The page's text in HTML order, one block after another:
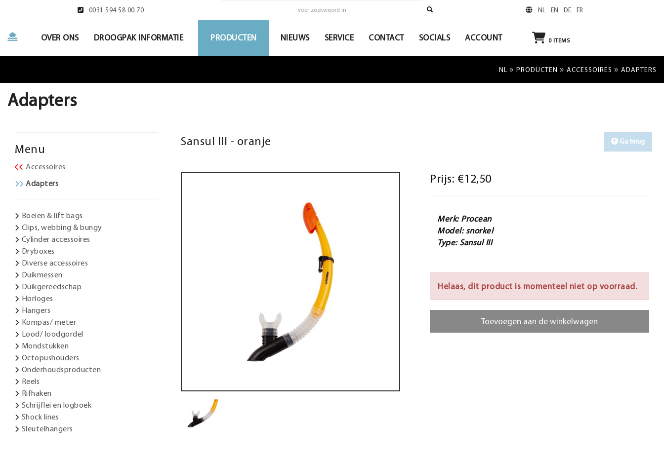
0031 594 58 00 70 NL EN DE FR
OVER ONS DROOGPAK INFORMATIE PRODUCTEN NIEUWS SERVICE CONTACT SOCIALS ACCOUNT 0ITEMS
NL » PRODUCTEN » ACCESSOIRES » ADAPTERS
Adapters
Menu
Accessoires
Adapters
Boeien & lift bags
Clips, webbing & bungy
Cylinder accessoires
Dryboxes
Diverse accessoires
Duikmessen
Duikgereedschap
Horloges
Hangers
Kompas/ meter
Lood/ loodgordel
Mondstukken
Octopushouders
Onderhoudsproducten
Reels
Rifhaken
Schrijflei en logboek
Shock lines
Sleutelhangers
Sansul III - oranje Ga terug
Prijs: €12,50
Merk: Procean
Model: snorkel
Type: Sansul III
Helaas, dit product is momenteel niet op voorraad.
Toevoegen aan de winkelwagen